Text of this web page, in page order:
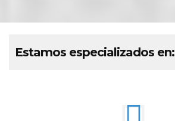
Estamos especializados en: